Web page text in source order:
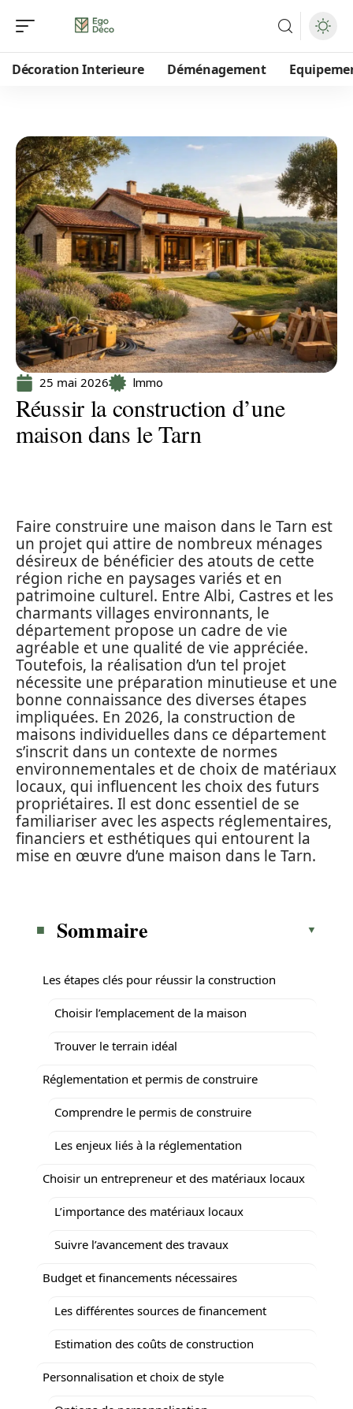
Décoration Interieure Déménagement
25 mai 2026 Immo
Réussir la construction d’une
maison dans le Tarn
Faire construire une maison dans le Tarn est
un projet qui attire de nombreux ménages
désireux de bénéficier des atouts de cette
région riche en paysages variés et en
patrimoine culturel. Entre Albi, Castres et les
charmants villages environnants, le
département propose un cadre de vie
agréable et une qualité de vie appréciée.
Toutefois, la réalisation d’un tel projet
nécessite une préparation minutieuse et une
bonne connaissance des diverses étapes
impliquées. En 2026, la construction de
maisons individuelles dans ce département
s’inscrit dans un contexte de normes
environnementales et de choix de matériaux
locaux, qui influencent les choix des futurs
propriétaires. Il est donc essentiel de se
familiariser avec les aspects réglementaires,
financiers et esthétiques qui entourent la
mise en œuvre d’une maison dans le Tarn.
Sommaire
Les étapes clés pour réussir la construction
Choisir l’emplacement de la maison
Trouver le terrain idéal
Réglementation et permis de construire
Comprendre le permis de construire
Les enjeux liés à la réglementation
Choisir un entrepreneur et des matériaux locaux
L’importance des matériaux locaux
Suivre l’avancement des travaux
Budget et financements nécessaires
Les différentes sources de financement
Estimation des coûts de construction
Personnalisation et choix de style